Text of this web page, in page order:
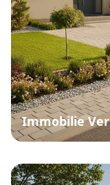
Immobilie